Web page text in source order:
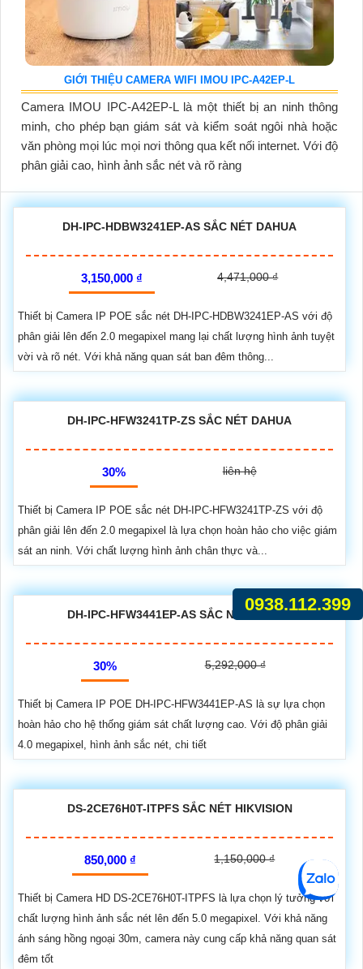
GIỚI THIỆU CAMERA WIFI IMOU IPC-A42EP-L
Camera IMOU IPC-A42EP-L là một thiết bị an ninh thông
minh, cho phép bạn giám sát và kiểm soát ngôi nhà hoặc
văn phòng mọi lúc mọi nơi thông qua kết nối internet. Với độ
phân giải cao, hình ảnh sắc nét và rõ ràng
DH-IPC-HDBW3241EP-AS SẮC NÉT DAHUA
3,150,000 ₫ 4,471,000 ₫
Thiết bị Camera IP POE sắc nét DH-IPC-HDBW3241EP-AS với độ
phân giải lên đến 2.0 megapixel mang lại chất lượng hình ảnh tuyệt
vời và rõ nét. Với khả năng quan sát ban đêm thông...
DH-IPC-HFW3241TP-ZS SẮC NÉT DAHUA
30% liên hệ
Thiết bị Camera IP POE sắc nét DH-IPC-HFW3241TP-ZS với độ
phân giải lên đến 2.0 megapixel là lựa chọn hoàn hảo cho việc giám
sát an ninh. Với chất lượng hình ảnh chân thực và...
DH-IPC-HFW3441EP-AS SẮC NÉT DAHUA
30% 5,292,000 ₫
Thiết bị Camera IP POE DH-IPC-HFW3441EP-AS là sự lựa chọn
hoàn hảo cho hệ thống giám sát chất lượng cao. Với độ phân giải
4.0 megapixel, hình ảnh sắc nét, chi tiết
DS-2CE76H0T-ITPFS SẮC NÉT HIKVISION
850,000 ₫ 1,150,000 ₫
Thiết bị Camera HD DS-2CE76H0T-ITPFS là lựa chọn lý tưởng với
chất lượng hình ảnh sắc nét lên đến 5.0 megapixel. Với khả năng
ánh sáng hồng ngoại 30m, camera này cung cấp khả năng quan sát
đêm tốt
0938.112.399